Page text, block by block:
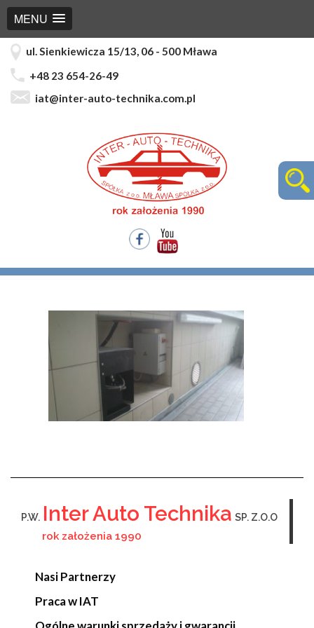
MENU
ul. Sienkiewicza 15/13, 06 - 500 Mława
+48 23 654-26-49
iat@inter-auto-technika.com.pl
P.W. Inter Auto Technika SP. Z.O.O
rok założenia 1990
Nasi Partnerzy
Praca w IAT